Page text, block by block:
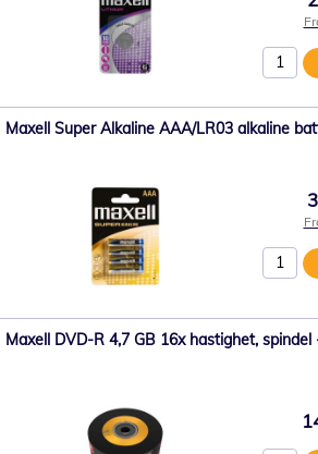
Maxell Super Alkaline AAA/LR03 alkaline
Maxell DVD-R 4,7 GB 16x hastighet, spindel